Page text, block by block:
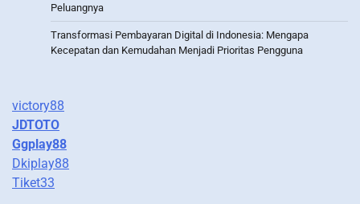
Peluangnya
Transformasi Pembayaran Digital di Indonesia: Mengapa
Kecepatan dan Kemudahan Menjadi Prioritas Pengguna
victory88
JDTOTO
Ggplay88
Dkiplay88
Tiket33